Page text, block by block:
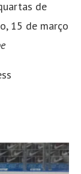
de
15 de março